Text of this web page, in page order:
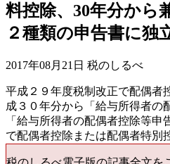
料控除、30年分から
２種類の申告書に独
2017年08月21日 税のしるべ
平成２９年度税制改正で配偶者
成３０年分から「給与所得者の
「給与所得者の配偶者控除等
で配偶者控除または配偶者特別